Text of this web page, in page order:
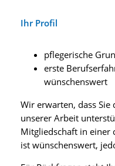
Ihr Profil
pflegerische
erste
wünschenswert
Wir erwarten, dass
unserer Arbeit
Mitgliedschaft in einer
ist wünschenswert,